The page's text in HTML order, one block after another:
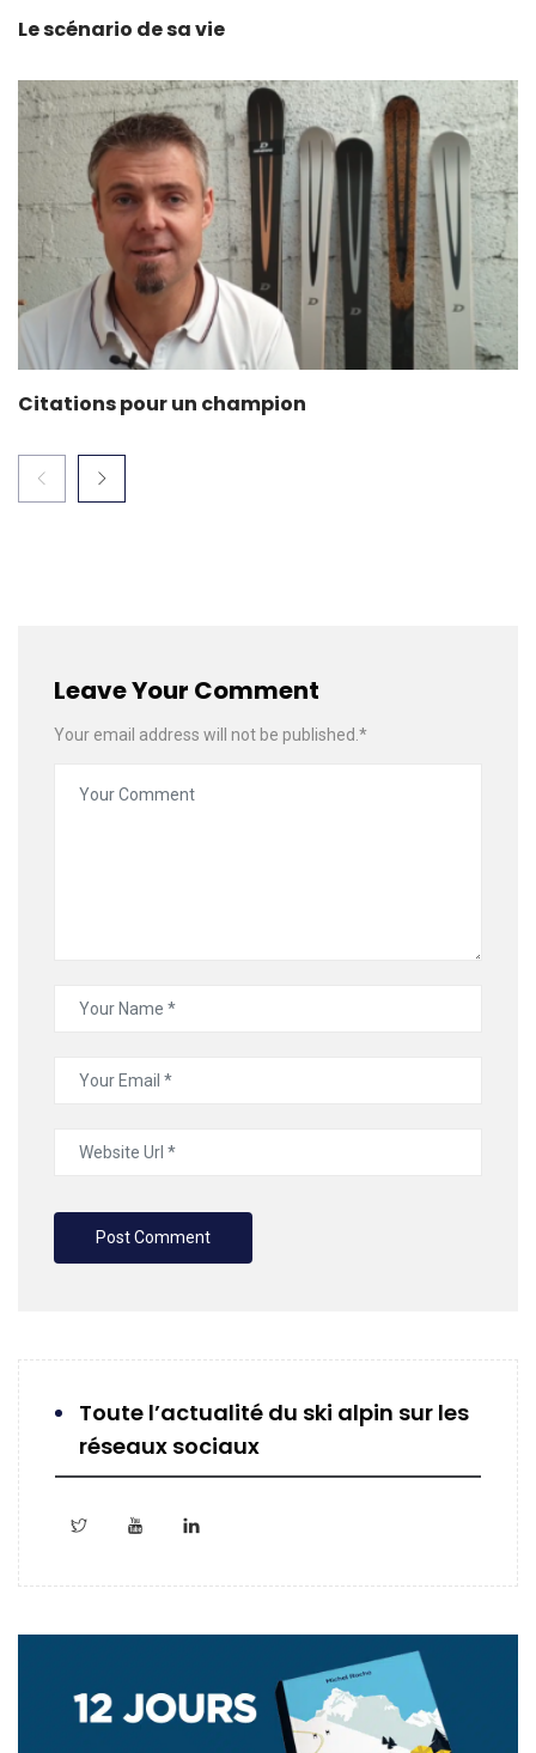
Le scénario de sa vie
Citations pour un champion
Leave Your Comment
Your email address will not be published.*
Toute l’actualité du ski alpin sur les
réseaux sociaux